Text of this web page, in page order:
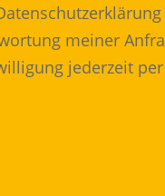
meiner
jederzeit